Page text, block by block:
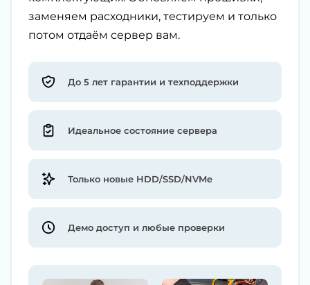
заменяем расходники, тестируем и только
потом отдаём сервер вам.
До 5 лет гарантии и техподдержки
Идеальное состояние сервера
Только новые HDD/SSD/NVMe
Демо доступ и любые проверки